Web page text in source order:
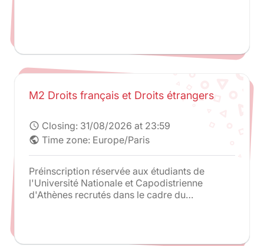
M2 Droits français et Droits étrangers
schedule Closing: 31/08/2026 at 23:59
public Time zone: Europe/Paris
Préinscription réservée aux étudiants de
l'Université Nationale et Capodistrienne
d'Athènes recrutés dans le cadre du